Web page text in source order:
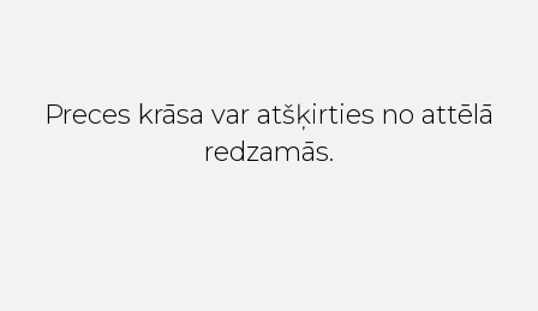
Preces krāsa var atšķirties no attēlā
redzamās.